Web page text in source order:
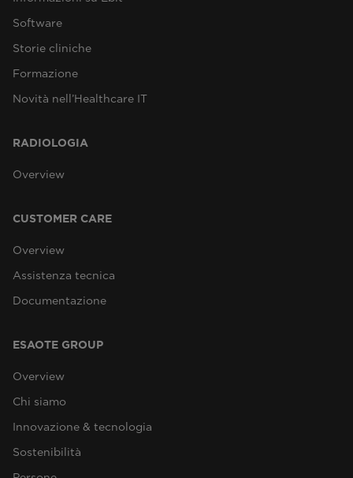
Software
Storie cliniche
Formazione
Novità nell’Healthcare IT
RADIOLOGIA
Overview
CUSTOMER CARE
Overview
Assistenza tecnica
Documentazione
ESAOTE GROUP
Overview
Chi siamo
Innovazione & tecnologia
Sostenibilità